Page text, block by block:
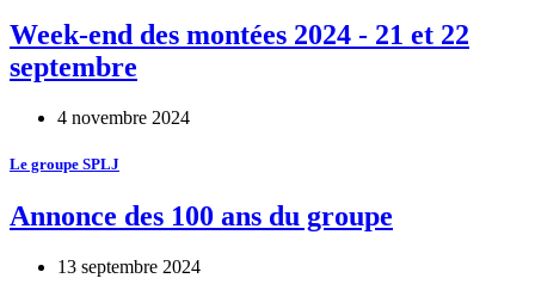
Week-end des montées 2024 - 21 et 22
septembre
4 novembre 2024
Le groupe SPLJ
Annonce des 100 ans du groupe
13 septembre 2024